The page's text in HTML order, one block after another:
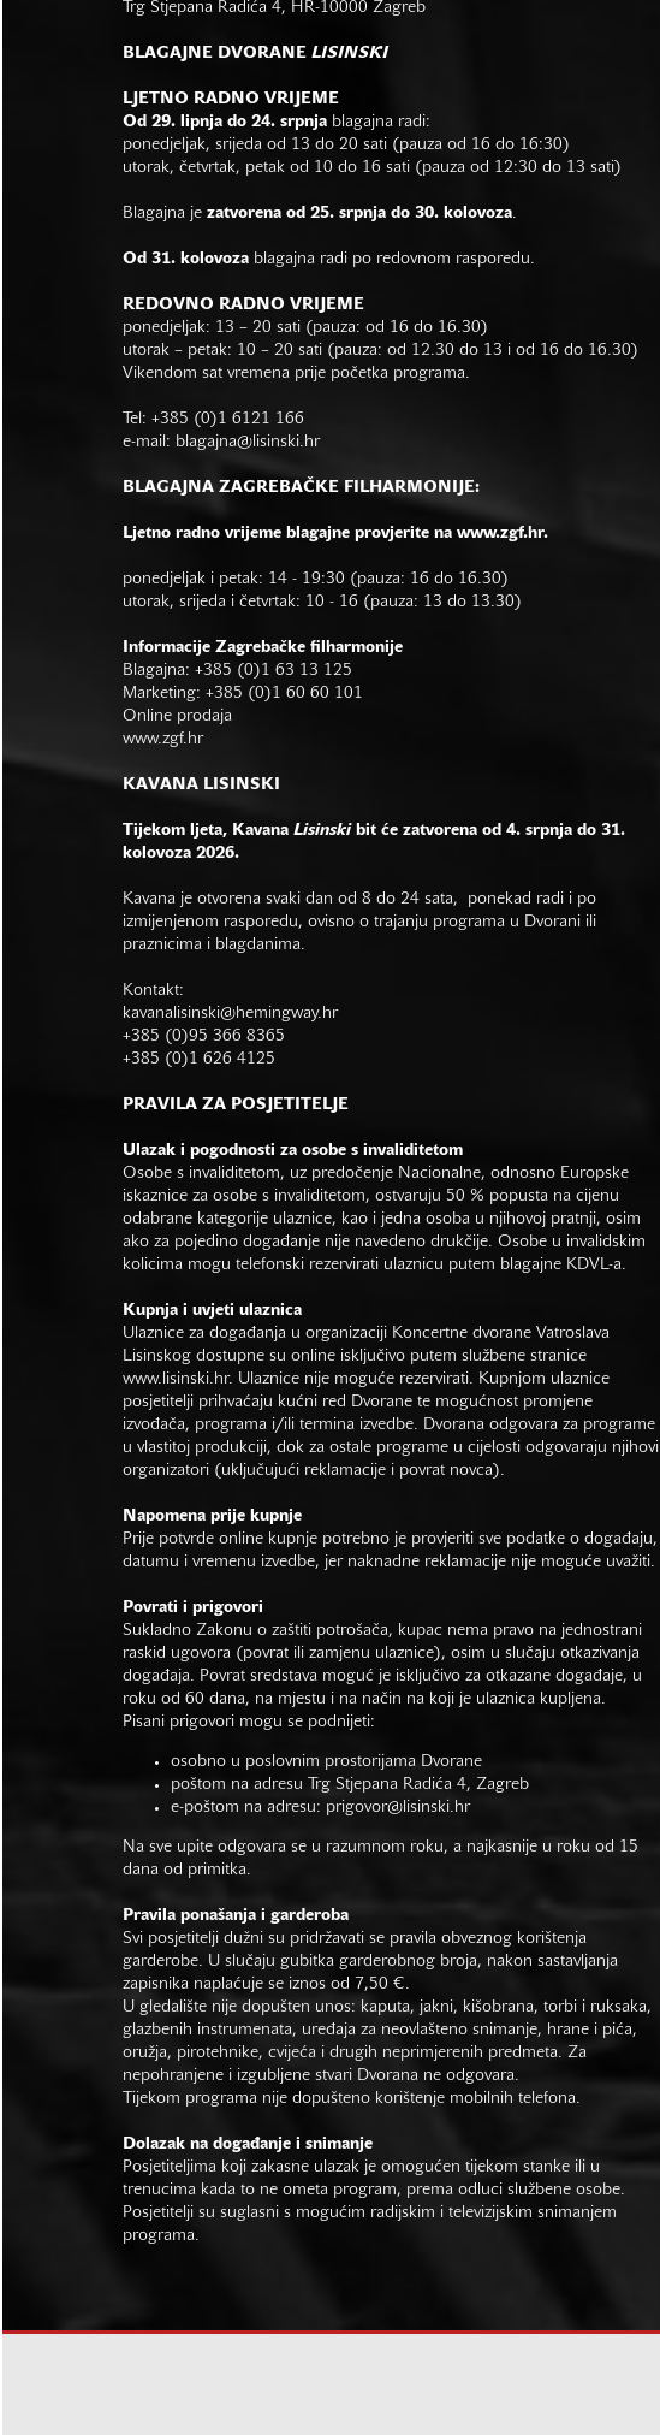
Trg Stjepana Radića 4, HR-10000 Zagreb
BLAGAJNE DVORANE LISINSKI
LJETNO RADNO VRIJEME
Od 29. lipnja do 24. srpnja blagajna radi:
ponedjeljak, srijeda od 13 do 20 sati (pauza od 16 do 16:30)
utorak, četvrtak, petak od 10 do 16 sati (pauza od 12:30 do 13 sati)
Blagajna je zatvorena od 25. srpnja do 30. kolovoza.
Od 31. kolovoza blagajna radi po redovnom rasporedu.
REDOVNO RADNO VRIJEME
ponedjeljak: 13 – 20 sati (pauza: od 16 do 16.30)
utorak – petak: 10 – 20 sati (pauza: od 12.30 do 13 i od 16 do 16.30)
Vikendom sat vremena prije početka programa.
Tel: +385 (0)1 6121 166
e-mail: blagajna@lisinski.hr
BLAGAJNA ZAGREBAČKE FILHARMONIJE:
Ljetno radno vrijeme blagajne provjerite na www.zgf.hr.
ponedjeljak i petak: 14 - 19:30 (pauza: 16 do 16.30)
utorak, srijeda i četvrtak: 10 - 16 (pauza: 13 do 13.30)
Informacije Zagrebačke filharmonije
Blagajna: +385 (0)1 63 13 125
Marketing: +385 (0)1 60 60 101
Online prodaja
www.zgf.hr
KAVANA LISINSKI
Tijekom ljeta, Kavana Lisinskibit će zatvorena od 4. srpnja do 31.
kolovoza 2026.
Kavana je otvorena svaki dan od 8 do 24 sata, ponekad radi i po
izmijenjenom rasporedu, ovisno o trajanju programa u Dvorani ili
praznicima i blagdanima.
Kontakt:
kavanalisinski@hemingway.hr
+385 (0)95 366 8365
+385 (0)1 626 4125
PRAVILA ZA POSJETITELJE
Ulazak i pogodnosti za osobe s invaliditetom
Osobe s invaliditetom, uz predočenje Nacionalne, odnosno Europske
iskaznice za osobe s invaliditetom, ostvaruju 50 % popusta na cijenu
odabrane kategorije ulaznice, kao i jedna osoba u njihovoj pratnji, osim
ako za pojedino događanje nije navedeno drukčije. Osobe u invalidskim
kolicima mogu telefonski rezervirati ulaznicu putem blagajne KDVL-a.
Kupnja i uvjeti ulaznica
Ulaznice za događanja u organizaciji Koncertne dvorane Vatroslava
Lisinskog dostupne su online isključivo putem službene stranice
www.lisinski.hr. Ulaznice nije moguće rezervirati. Kupnjom ulaznice
posjetitelji prihvaćaju kućni red Dvorane te mogućnost promjene
izvođača, programa i/ili termina izvedbe. Dvorana odgovara za programe
u vlastitoj produkciji, dok za ostale programe u cijelosti odgovaraju njihovi
organizatori (uključujući reklamacije i povrat novca).
Napomena prije kupnje
Prije potvrde online kupnje potrebno je provjeriti sve podatke o događaju,
datumu i vremenu izvedbe, jer naknadne reklamacije nije moguće uvažiti.
Povrati i prigovori
Sukladno Zakonu o zaštiti potrošača, kupac nema pravo na jednostrani
raskid ugovora (povrat ili zamjenu ulaznice), osim u slučaju otkazivanja
događaja. Povrat sredstava moguć je isključivo za otkazane događaje, u
roku od 60 dana, na mjestu i na način na koji je ulaznica kupljena.
Pisani prigovori mogu se podnijeti:
osobno u poslovnim prostorijama Dvorane
poštom na adresu Trg Stjepana Radića 4, Zagreb
e-poštom na adresu: prigovor@lisinski.hr
Na sve upite odgovara se u razumnom roku, a najkasnije u roku od 15
dana od primitka.
Pravila ponašanja i garderoba
Svi posjetitelji dužni su pridržavati se pravila obveznog korištenja
garderobe. U slučaju gubitka garderobnog broja, nakon sastavljanja
zapisnika naplaćuje se iznos od 7,50 €.
U gledalište nije dopušten unos: kaputa, jakni, kišobrana, torbi i ruksaka,
glazbenih instrumenata, uređaja za neovlašteno snimanje, hrane i pića,
oružja, pirotehnike, cvijeća i drugih neprimjerenih predmeta. Za
nepohranjene i izgubljene stvari Dvorana ne odgovara.
Tijekom programa nije dopušteno korištenje mobilnih telefona.
Dolazak na događanje i snimanje
Posjetiteljima koji zakasne ulazak je omogućen tijekom stanke ili u
trenucima kada to ne ometa program, prema odluci službene osobe.
Posjetitelji su suglasni s mogućim radijskim i televizijskim snimanjem
programa.